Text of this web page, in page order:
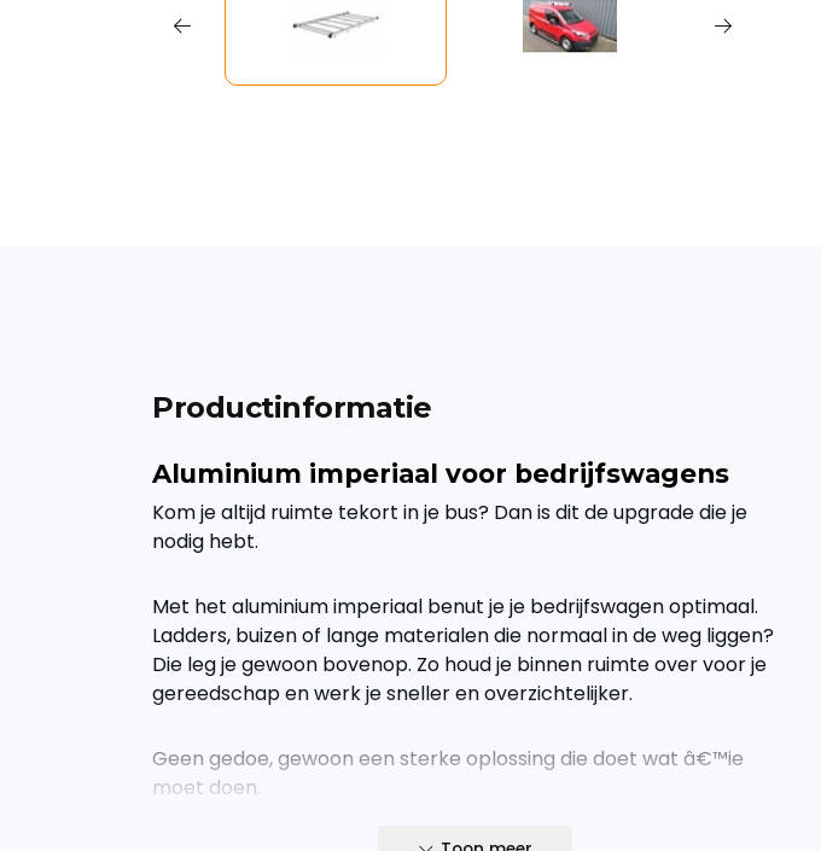
Productinformatie
Aluminium imperiaal voor bedrijfswagens
Kom je altijd ruimte tekort in je bus? Dan is dit de upgrade die je
nodig hebt.
Met het aluminium imperiaal benut je je bedrijfswagen optimaal.
Ladders, buizen of lange materialen die normaal in de weg liggen?
Die leg je gewoon bovenop. Zo houd je binnen ruimte over voor je
gereedschap en werk je sneller en overzichtelijker.
Geen gedoe, gewoon een sterke oplossing die doet wat â€™ie
moet doen.